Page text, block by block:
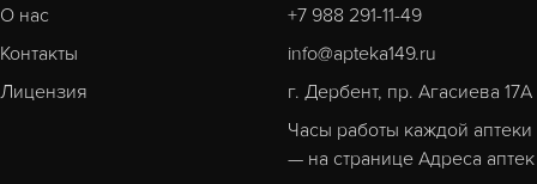
О нас
Контакты
Лицензия
+7 988 291-11-49
info@apteka149.ru
г. Дербент, пр. Агасиева 17А
Часы работы каждой аптеки
— на странице Адреса аптек